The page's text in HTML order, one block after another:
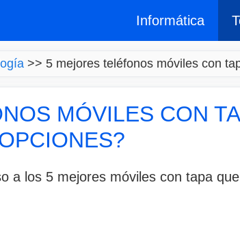
Informática
>> 5 mejores teléfonos móviles con
MÓVILES CON
a los 5 mejores móviles con tapa